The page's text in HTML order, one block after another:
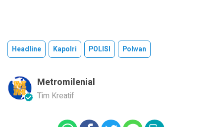
Headline Kapolri POLISI Polwan
Metromilenial
Tim Kreatif